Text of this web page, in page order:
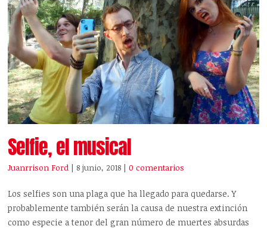
Selfie, el musical
Juanrrison Ford | 8 junio, 2018 |0 comentarios
Los selfies son una plaga que ha llegado para quedarse. Y
probablemente también serán la causa de nuestra extinción
como especie a tenor del gran número de muertes absurdas